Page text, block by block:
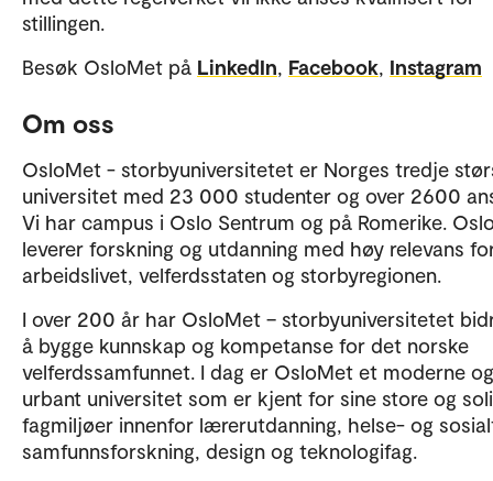
stillingen.
Besøk OsloMet på LinkedIn, Facebook, Instagram
Om oss
OsloMet - storbyuniversitetet er Norges tredje
universitet med 23 000 studenter og over 2600
Vi har campus i Oslo Sentrum og på Romerike.
leverer forskning og utdanning med høy relevans
arbeidslivet, velferdsstaten og storbyregionen.
I over 200 år har OsloMet – storbyuniversitetet
å bygge kunnskap og kompetanse for det norske
velferdssamfunnet. I dag er OsloMet et moderne og
urbant universitet som er kjent for sine store og
fagmiljøer innenfor lærerutdanning, helse- og
samfunnsforskning, design og teknologifag.